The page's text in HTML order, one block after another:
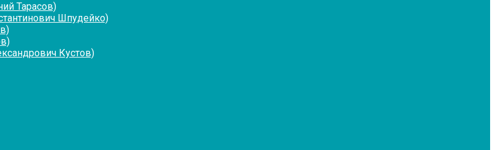
Тарасов)
Шпудейко)
Кустов)